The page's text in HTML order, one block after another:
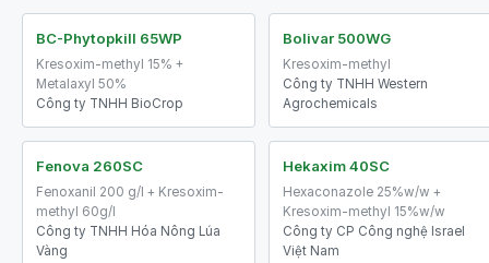
BC-Phytopkill 65WP
Kresoxim-methyl 15% +
Metalaxyl 50%
Công ty TNHH BioCrop
Bolivar 500WG
Kresoxim-methyl
Công ty TNHH Western
Agrochemicals
Fenova 260SC
Fenoxanil 200 g/l + Kresoxim-
methyl 60g/l
Công ty TNHH Hóa Nông Lúa
Vàng
Hekaxim 40SC
Hexaconazole 25%w/w +
Kresoxim-methyl 15%w/w
Công ty CP Công nghệ Israel
Việt Nam